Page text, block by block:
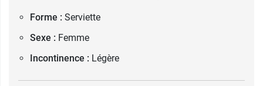
Forme : Serviette
Sexe : Femme
Incontinence : Légère